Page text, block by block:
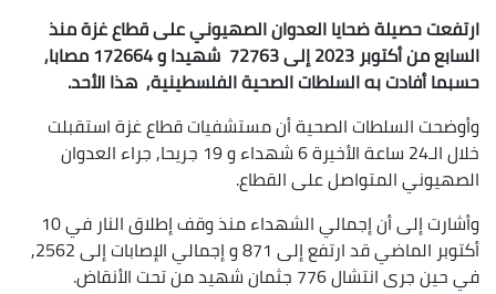
ارتفعت حصيلة ضحايا العدوان الصهيوني على قطاع غزة منذ
السابع من أكتوبر 2023 إلى 72763 شهيدا و 172664 مصابا,
حسبما أفادت به السلطات الصحية الفلسطينية, هذا الأحد.
وأوضحت السلطات الصحية أن مستشفيات قطاع غزة استقبلت
خلال الـ24 ساعة الأخيرة 6 شهداء و 19 جريحا, جراء العدوان
الصهيوني المتواصل على القطاع.
وأشارت إلى أن إجمالي الشهداء منذ وقف إطلاق النار في 10
أكتوبر الماضي قد ارتفع إلى 871 و إجمالي الإصابات إلى 2562,
في حين جرى انتشال 776 جثمان شهيد من تحت الأنقاض.